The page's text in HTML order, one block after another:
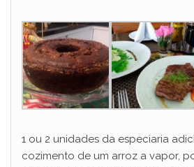
1 ou 2 unidades da especiaria
cozimento de um arroz a vapor,